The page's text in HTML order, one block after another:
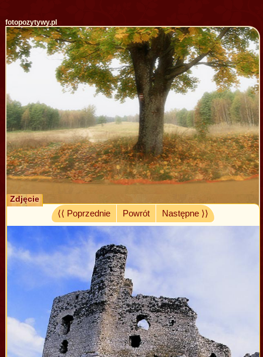
fotopozytywy.pl
Zdjęcie
⟨⟨ Poprzednie
Powrót Następne ⟩⟩